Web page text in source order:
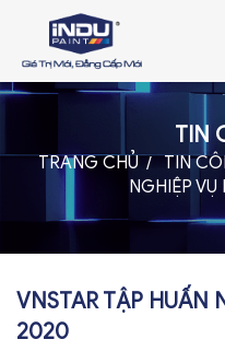
TIN TỨC
TRANG CHỦ TIN
NGHIỆP
TIN
VNSTAR TẬP HUẤN
2020